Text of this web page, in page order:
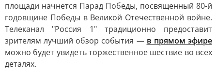
площади начнется Парад Победы, посвященный 80-й
годовщине Победы в Великой Отечественной войне.
Телеканал "Россия 1" традиционно предоставит
зрителям лучший обзор события — в прямом эфире
можно будет увидеть торжественное шествие во всех
деталях.